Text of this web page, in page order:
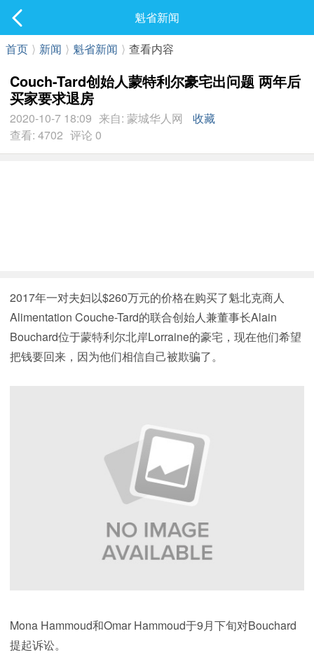
最新发表
魁省新闻
首页 ⟩ 新闻 ⟩ 魁省新闻 ⟩ 查看内容
Couch-Tard创始人蒙特利尔豪宅出问题 两年后
买家要求退房
2020-10-7 18:09 来自: 蒙城华人网
收藏
查看: 4702 评论 0
2017年一对夫妇以$260万元的价格在购买了魁北克商人
Alimentation Couche-Tard的联合创始人兼董事长Alain
Bouchard位于蒙特利尔北岸Lorraine的豪宅，现在他们希望
把钱要回来，因为他们相信自己被欺骗了。
Mona Hammoud和Omar Hammoud于9月下旬对Bouchard
提起诉讼。